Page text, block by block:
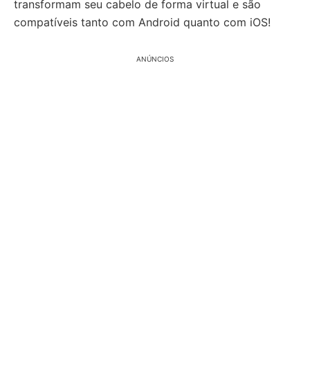
transformam seu cabelo de forma virtual e são
compatíveis tanto com Android quanto com iOS!
ANÚNCIOS